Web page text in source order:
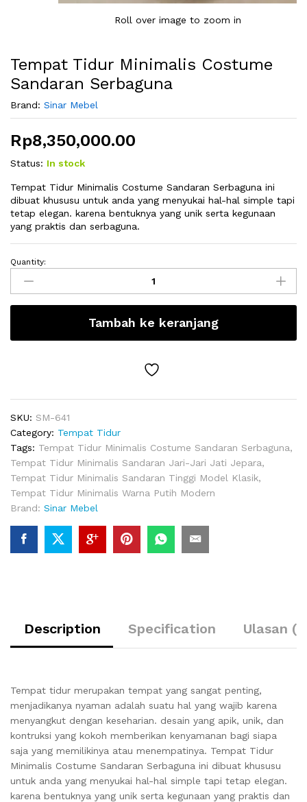
Roll over image to zoom in
Tempat Tidur Minimalis Costume
Sandaran Serbaguna
Brand: Sinar Mebel
Rp8,350,000.00
Status: In stock
Tempat Tidur Minimalis Costume Sandaran Serbaguna ini
dibuat khususu untuk anda yang menyukai hal-hal simple tapi
tetap elegan. karena bentuknya yang unik serta kegunaan
yang praktis dan serbaguna.
Tempat
Tidur
Minimalis
Costume
Serbaguna
Quantity:
Tambah ke keranjang
SKU: SM-641
Category: Tempat Tidur
Tags: Tempat Tidur Minimalis Costume Sandaran Serbaguna,
Tempat Tidur Minimalis Sandaran Jari-Jari Jati Jepara,
Tempat Tidur Minimalis Sandaran Tinggi Model Klasik,
Tempat Tidur Minimalis Warna Putih Modern
Brand: Sinar Mebel
Description Specification Ulasan
Tempat tidur merupakan tempat yang sangat penting,
menjadikanya nyaman adalah suatu hal yang wajib karena
menyangkut dengan keseharian. desain yang apik, unik, dan
kontruksi yang kokoh memberikan kenyamanan bagi siapa
saja yang memilikinya atau menempatinya. Tempat Tidur
Minimalis Costume Sandaran Serbaguna ini dibuat khususu
untuk anda yang menyukai hal-hal simple tapi tetap elegan.
karena bentuknya yang unik serta kegunaan yang praktis dan